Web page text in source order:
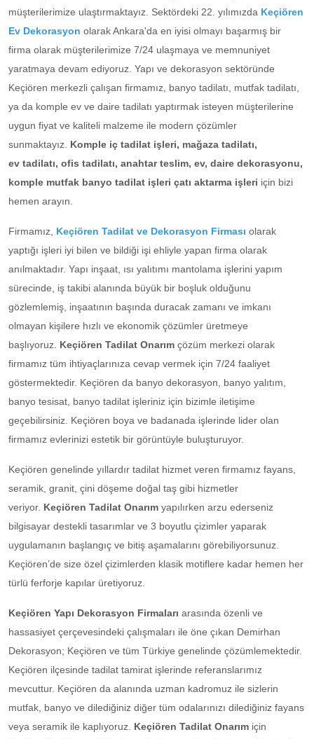
müşterilerimize ulaştırmaktayız. Sektördeki 22. yılımızda Keçiören
Ev Dekorasyon olarak Ankara'da en iyisi olmayı başarmış bir
firma olarak müşterilerimize 7/24 ulaşmaya ve memnuniyet
yaratmaya devam ediyoruz. Yapı ve dekorasyon sektöründe
Keçiören merkezli çalışan firmamız, banyo tadilatı, mutfak tadilatı,
ya da komple ev ve daire tadilatı yaptırmak isteyen müşterilerine
uygun fiyat ve kaliteli malzeme ile modern çözümler
sunmaktayız. Komple iç tadilat işleri, mağaza tadilatı,
ev tadilatı, ofis tadilatı, anahtar teslim, ev, daire dekorasyonu,
komple mutfak banyo tadilat işleri çatı aktarma işleri için bizi
hemen arayın.
Firmamız, Keçiören Tadilat ve Dekorasyon Firması olarak
yaptığı işleri iyi bilen ve bildiği işi ehliyle yapan firma olarak
anılmaktadır. Yapı inşaat, ısı yalıtımı mantolama işlerini yapım
sürecinde, iş takibi alanında büyük bir boşluk olduğunu
gözlemlemiş, inşaatının başında duracak zamanı ve imkanı
olmayan kişilere hızlı ve ekonomik çözümler üretmeye
başlıyoruz. Keçiören Tadilat Onarım çözüm merkezi olarak
firmamız tüm ihtiyaçlarınıza cevap vermek için 7/24 faaliyet
göstermektedir. Keçiören da banyo dekorasyon, banyo yalıtım,
banyo tesisat, banyo tadilat işleriniz için bizimle iletişime
geçebilirsiniz. Keçiören boya ve badanada işlerinde lider olan
firmamız evlerinizi estetik bir görüntüyle buluşturuyor.
Keçiören genelinde yıllardır tadilat hizmet veren firmamız fayans,
seramik, granit, çini döşeme doğal taş gibi hizmetler
veriyor. Keçiören Tadilat Onarım yapılırken arzu ederseniz
bilgisayar destekli tasarımlar ve 3 boyutlu çizimler yaparak
uygulamanın başlangıç ve bitiş aşamalarını görebiliyorsunuz.
Keçiören’de size özel çizimlerden klasik motiflere kadar hemen her
türlü ferforje kapılar üretiyoruz.
Keçiören Yapı Dekorasyon Firmaları arasında özenli ve
hassasiyet çerçevesindeki çalışmaları ile öne çıkan Demirhan
Dekorasyon; Keçiören ve tüm Türkiye genelinde çözümlemektedir.
Keçiören ilçesinde tadilat tamirat işlerinde referanslarımız
mevcuttur. Keçiören da alanında uzman kadromuz ile sizlerin
mutfak, banyo ve dilediğiniz diğer tüm odalarınızı dilediğiniz fayans
veya seramik ile kaplıyoruz. Keçiören Tadilat Onarım için